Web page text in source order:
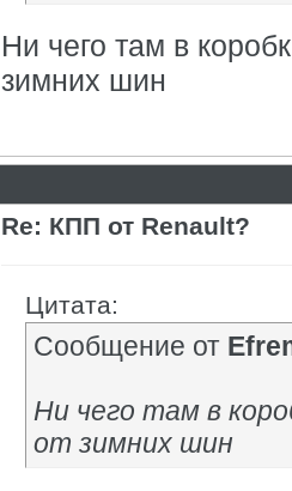
Ни чего там в
зимних шин
Re: КПП от Renault?
Цитата:
Сообщение от
Ни чего там в
от зимних шин